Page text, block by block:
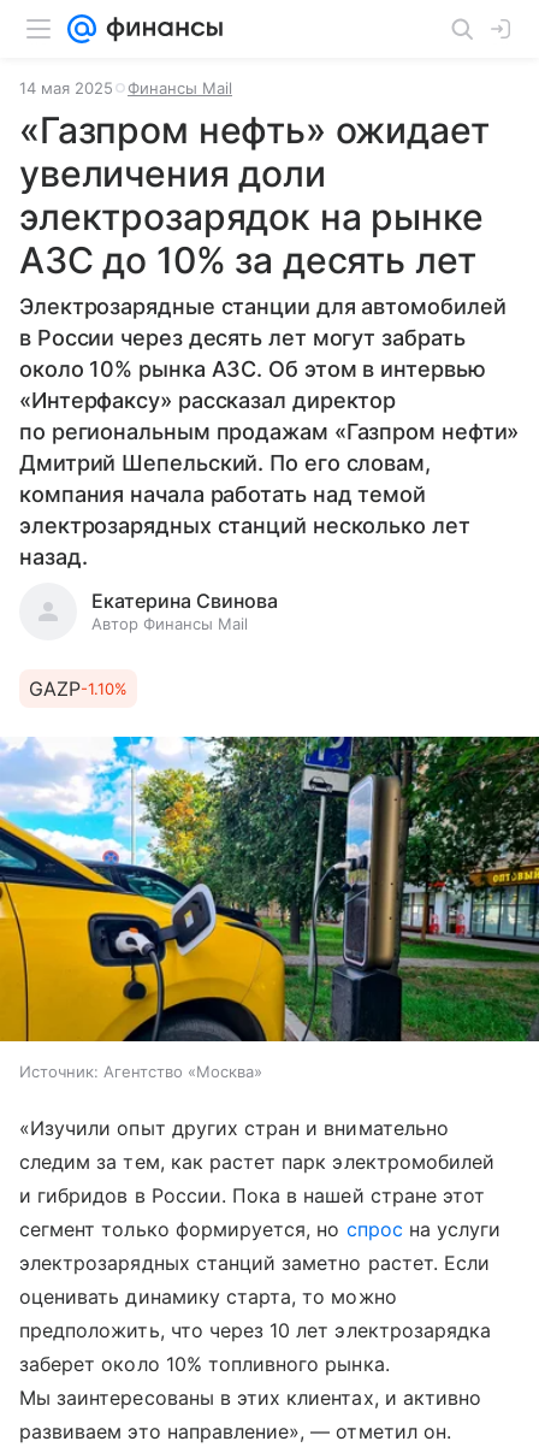
14 мая 2025 Финансы Mail
«Газпром нефть» ожидает
увеличения доли
электрозарядок на рынке
АЗС до 10% за десять лет
Электрозарядные станции для автомобилей
в России через десять лет могут забрать
около 10% рынка АЗС. Об этом в интервью
«Интерфаксу» рассказал директор
по региональным продажам «Газпром нефти»
Дмитрий Шепельский. По его словам,
компания начала работать над темой
электрозарядных станций несколько лет
назад.
Екатерина Свинова
Автор Финансы Mail
GAZP-1.10%
Источник: Агентство «Москва»
«Изучили опыт других стран и внимательно
следим за тем, как растет парк электромобилей
и гибридов в России. Пока в нашей стране этот
сегмент только формируется, но спрос на услуги
электрозарядных станций заметно растет. Если
оценивать динамику старта, то можно
предположить, что через 10 лет электрозарядка
заберет около 10% топливного рынка.
Мы заинтересованы в этих клиентах, и активно
развиваем это направление», — отметил он.